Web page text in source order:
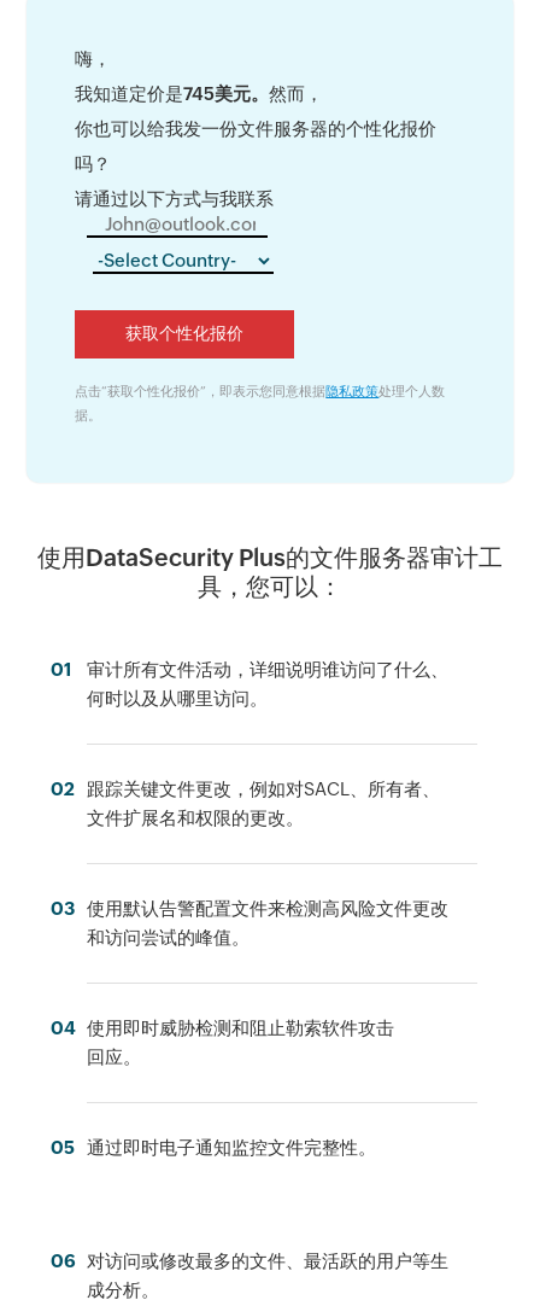
嗨，
我知道定价是745美元。然而，
你也可以给我发一份文件服务器的个性化报价
吗？
请通过以下方式与我联系
点击“获取个性化报价”，即表示您同意根据隐私政策处理个人数
据。
使用DataSecurity Plus的文件服务器审计工
具，您可以：
01
审计所有文件活动，详细说明谁访问了什么、
何时以及从哪里访问。
02
跟踪关键文件更改，例如对SACL、所有者、
文件扩展名和权限的更改。
03
使用默认告警配置文件来检测高风险文件更改
和访问尝试的峰值。
04 使用即时威胁检测和阻止勒索软件攻击
回应。
05 通过即时电子通知监控文件完整性。
06 对访问或修改最多的文件、最活跃的用户等生
成分析。